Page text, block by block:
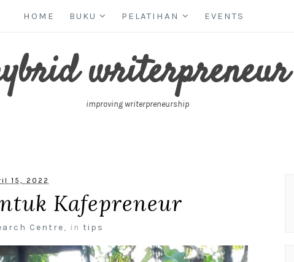
HOME BUKU PELATIHAN EVENTS
writerpreneur
improving writerpreneurship
15, 2022
Kafepreneur
Centre, in tips